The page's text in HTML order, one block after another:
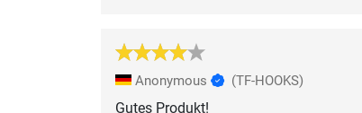
Anonymous (TF-HOOKS)
Gutes Produkt!